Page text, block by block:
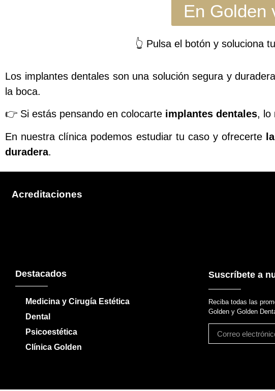
En Golden
👆 Pulsa el botón y soluciona
Los implantes dentales son una solución segura y
la boca.
👉 Si estás pensando en colocarte implantes dentales, lo
En nuestra clínica podemos estudiar tu caso y ofrecerte
duradera.
Acreditaciones
Destacados
Medicina y Cirugía Estética
Dental
Psicoestética
Clínica Golden
Suscríbete a
Reciba todas las
Golden y Golden